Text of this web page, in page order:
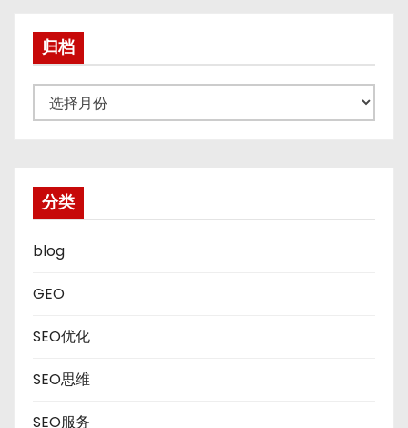
归档
档
分类
blog
GEO
SEO优化
SEO思维
SEO服务